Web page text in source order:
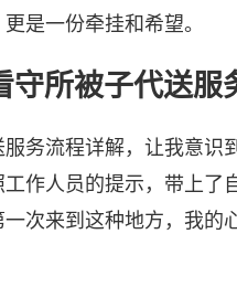
是一份牵挂和希望。
所被子代送
务流程详解，让我意识
作人员的提示，带上了
次来到这种地方，我